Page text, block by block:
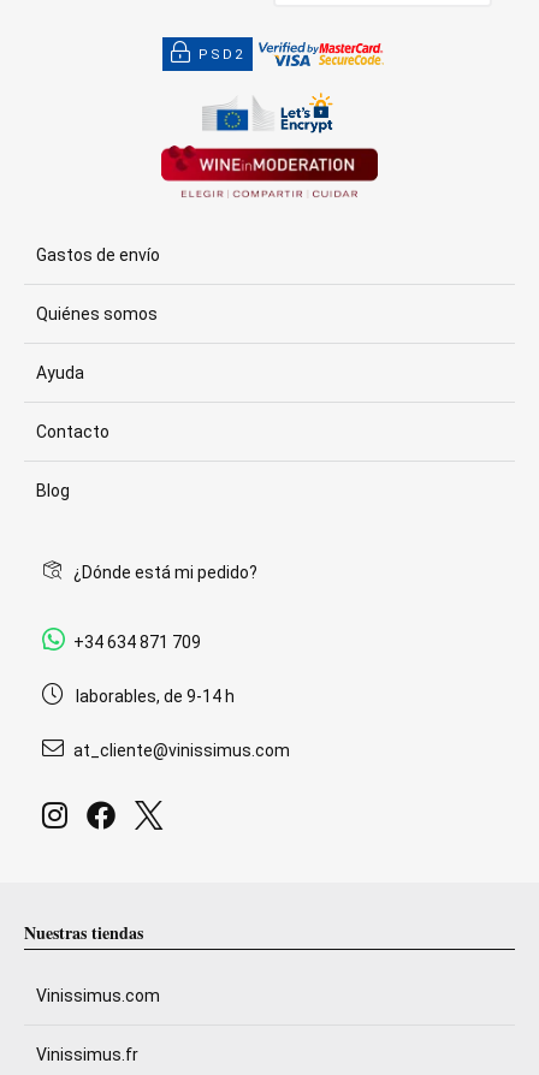
PSD2
Gastos de envío
Quiénes somos
Ayuda
Contacto
Blog
¿Dónde está mi pedido?
+34 634 871 709
laborables, de 9-14 h
at_cliente@vinissimus.com
Nuestras tiendas
Vinissimus.com
Vinissimus.fr